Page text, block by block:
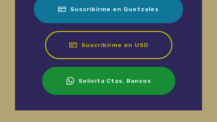
Suscribirme en Quetzales
Suscribirme en USD
Solicita Ctas. Bancos